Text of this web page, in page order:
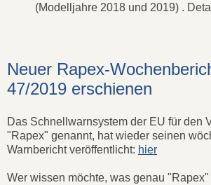
(Modelljahre 2018 und 2019) .
Neuer Rapex-
47/2019 erschienen
Das Schnellwarnsystem der EU für den
"Rapex" genannt, hat wieder seinen
Warnbericht veröffentlicht: hier
Wer wissen möchte, was genau